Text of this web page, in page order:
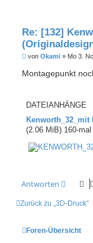
Re: [132]
B
i
t
g
von Okami » Mo 3.
Montagepunkt
DATEIANHÄNGE
Kenworth_32_mit
(2.06 MiB) 160-
Antworten
Zurück zu „3D-Druck“
Foren-Übersicht